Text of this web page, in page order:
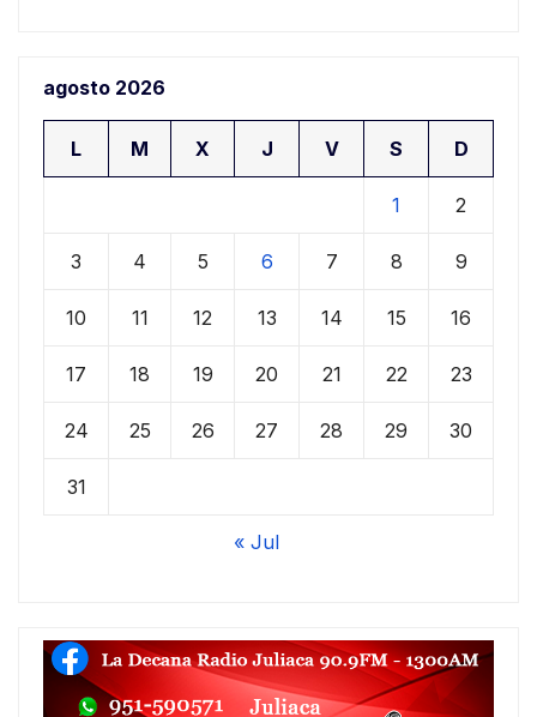
agosto 2026
L M X J V S D
1 2
3 4 5 6 7 8 9
10 11 12 13 14 15 16
17 18 19 20 21 22 23
24 25 26 27 28 29 30
31
« Jul